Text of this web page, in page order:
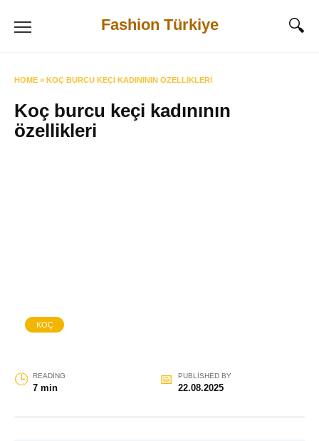
Fashion Türkiye
HOME » KOÇ BURCU KEÇI KADINININ ÖZELLIKLERI
Koç burcu keçi kadınının
özellikleri
KOÇ
READING
7 min
PUBLISHED BY
22.08.2025